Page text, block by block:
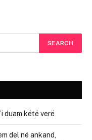
duam këtë verë
del në ankand,